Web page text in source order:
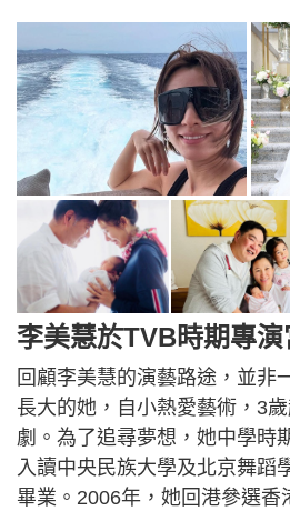
李美慧於TVB時期專演
回顧李美慧的演藝路途，並非
長大的她，自小熱愛藝術，3
劇。為了追尋夢想，她中學時
入讀中央民族大學及北京舞蹈
畢業。2006年，她回港參選香